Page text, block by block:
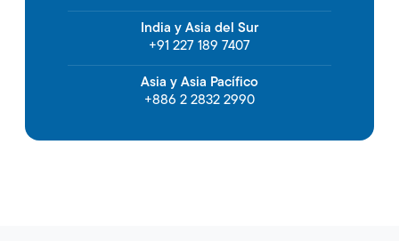
India y Asia del Sur
+91 227 189 7407
Asia y Asia Pacífico
+886 2 2832 2990